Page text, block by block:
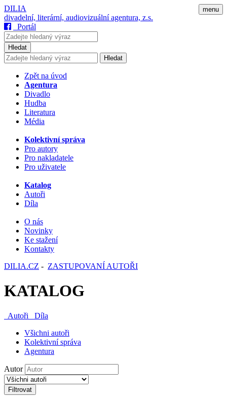
menu
DILIA
divadelní, literární, audiovizuální agentura, z.s.
Portál
Hledat
Hledat
Zpět na úvod
Agentura
Divadlo
Hudba
Literatura
Média
Kolektivní správa
Pro autory
Pro nakladatele
Pro uživatele
Katalog
Autoři
Díla
O nás
Novinky
Ke stažení
Kontakty
DILIA.CZ - ZASTUPOVANÍ AUTOŘI
KATALOG
Autoři
Díla
Všichni autoři
Kolektivní správa
Agentura
Autor
Filtrovat